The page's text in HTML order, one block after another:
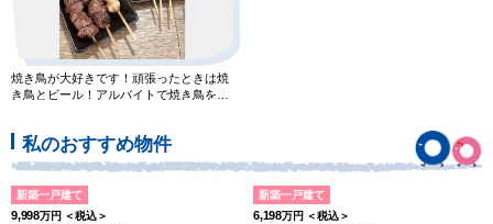
焼き鳥が大好きです！頑張ったときは焼
き鳥とビール！アルバイトで焼き鳥を焼
私のおすすめ物件
新築一戸建て
9,998万円 ＜税込＞
新築一戸建て
6,198万円 ＜税込＞